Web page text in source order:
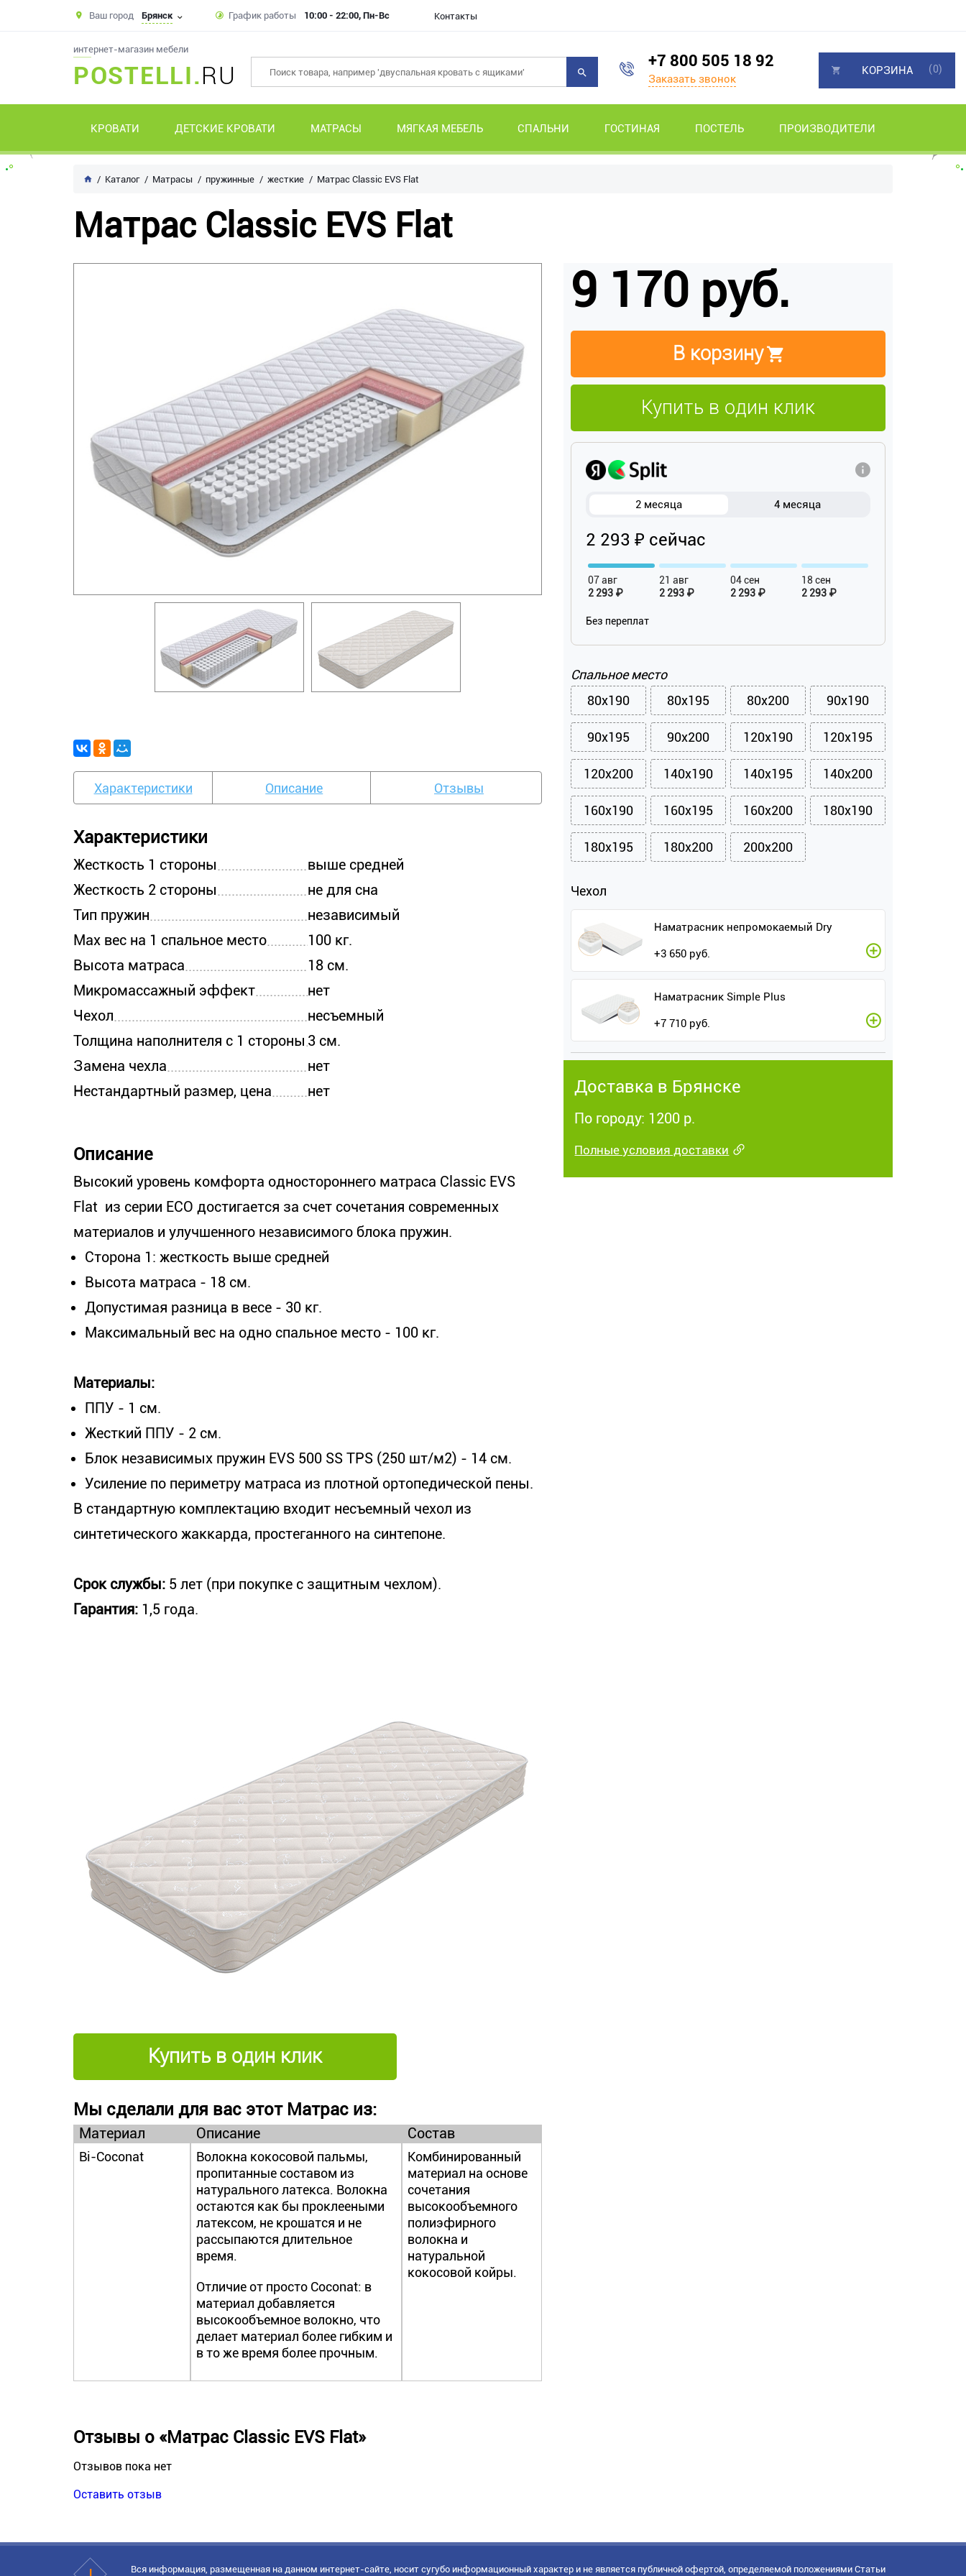
Ваш город Брянск График работы 10:00 - 22:00, Пн-Вс Контакты
интернет-магазин мебели
POSTELLI.RU
+7 800 505 18 92
Заказать звонок
КРОВАТИ ДЕТСКИЕ КРОВАТИ МАТРАСЫ МЯГКАЯ МЕБЕЛЬ СПАЛЬНИ ГОСТИНАЯ ПОСТЕЛЬ ПРОИЗВОДИТЕЛИ
КОРЗИНА (0)
Каталог Матрасы пружинные жесткие Матрас Classic EVS Flat
Матрас Classic EVS Flat
Характеристики Описание Отзывы
Характеристики
Жесткость 1 стороны
выше средней
Жесткость 2 стороны
не для сна
Тип пружин
независимый
Max вес на 1 спальное место
100 кг.
Высота матраса
18 см.
Микромассажный эффект
нет
Чехол
несъемный
Толщина наполнителя с 1 стороны 3 см.
Замена чехла
нет
Нестандартный размер, цена
нет
Описание
Высокий уровень комфорта одностороннего матраса Classic EVS
Flat из серии ECO достигается за счет сочетания современных
материалов и улучшенного независимого блока пружин.
Сторона 1: жесткость выше средней
Высота матраса - 18 см.
Допустимая разница в весе - 30 кг.
Максимальный вес на одно спальное место - 100 кг.
Материалы:
ППУ - 1 см.
Жесткий ППУ - 2 см.
Блок независимых пружин EVS 500 SS TPS (250 шт/м2) - 14 см.
Усиление по периметру матраса из плотной ортопедической пены.
В стандартную комплектацию входит несъемный чехол из
синтетического жаккарда, простеганного на синтепоне.
Срок службы: 5 лет (при покупке с защитным чехлом).
Гарантия: 1,5 года.
Купить в один клик
Мы сделали для вас этот Матрас из:
Материал Описание Состав
Bi-Coconat
Волокна кокосовой пальмы,
пропитанные составом из
натурального латекса. Волокна
остаются как бы проклееными
латексом, не крошатся и не
рассыпаются длительное
время.
Отличие от просто Coconat: в
материал добавляется
высокообъемное волокно, что
делает материал более гибким и
в то же время более прочным.
Комбинированный
материал на основе
сочетания
высокообъемного
полиэфирного
волокна и
натуральной
кокосовой койры.
Отзывы о «Матрас Classic EVS Flat»
Отзывов пока нет
Оставить отзыв
9 170 руб.
В корзину
Купить в один клик
2 месяца 4 месяца
2 293 ₽ сейчас
07 авг
2 293 ₽
21 авг
2 293 ₽
04 сен
2 293 ₽
18 сен
2 293 ₽
Без переплат
Спальное место
80x190
80x195 80x200 90x190
90x195 90x200 120x190 120x195
120x200 140x190 140x195 140x200
160x190 160x195 160x200 180x190
180x195 180x200 200x200
Чехол
Наматрасник непромокаемый Dry
+3 650 руб.
Наматрасник Simple Plus
+7 710 руб.
Доставка в Брянске
По городу: 1200 р.
Полные условия доставки
Вся информация, размещенная на данном интернет-сайте, носит сугубо информационный характер и не является публичной офертой, определяемой положениями Статьи